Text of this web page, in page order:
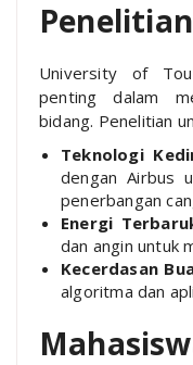
University of
penting dalam
bidang. Penelitian
Teknologi
dengan Airbus
penerbangan
Energi
dan angin untuk
Kecerdasan
algoritma dan